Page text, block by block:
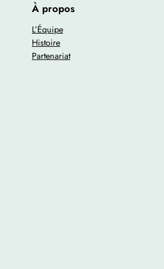
À propos
L’Équipe
Histoire
Partenariat